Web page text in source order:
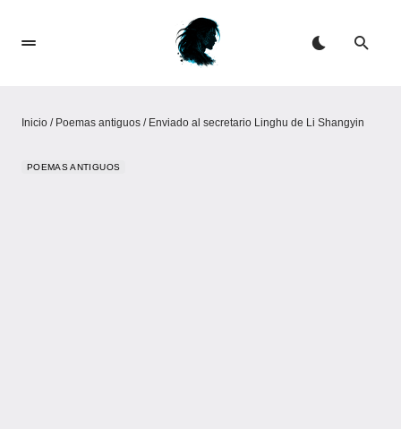
Inicio / Poemas antiguos / Enviado al secretario Linghu de Li Shangyin
POEMAS ANTIGUOS